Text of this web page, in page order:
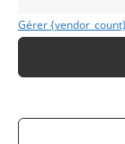
GérerAllemandes